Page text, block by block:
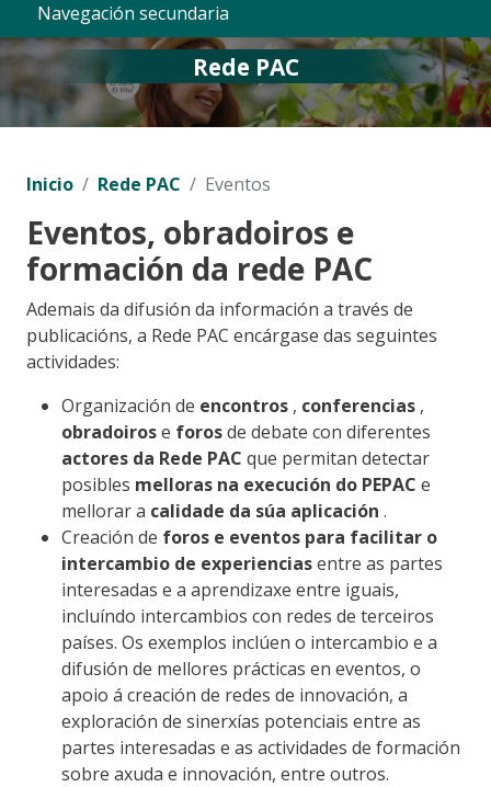
Navegación secundaria
Rede PAC
Inicio Rede PAC Eventos
Eventos, obradoiros e
formación da rede PAC
Ademais da difusión da información a través de
publicacións, a Rede PAC encárgase das seguintes
actividades:
Organización de encontros , conferencias ,
obradoirose forosde debate con diferentes
actores da Rede PAC que permitan detectar
posibles melloras na execución do PEPAC e
mellorar a calidade da súa aplicación .
Creación de foros e eventos para facilitar o
intercambio de experienciasentre as partes
interesadas e a aprendizaxe entre iguais,
incluíndo intercambios con redes de terceiros
países. Os exemplos inclúen o intercambio e a
difusión de mellores prácticas en eventos, o
apoio á creación de redes de innovación, a
exploración de sinerxías potenciais entre as
partes interesadas e as actividades de formación
sobre axuda e innovación, entre outros.